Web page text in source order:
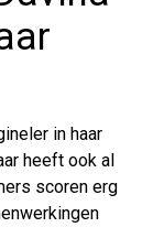
in haar
heeft ook al
scoren erg